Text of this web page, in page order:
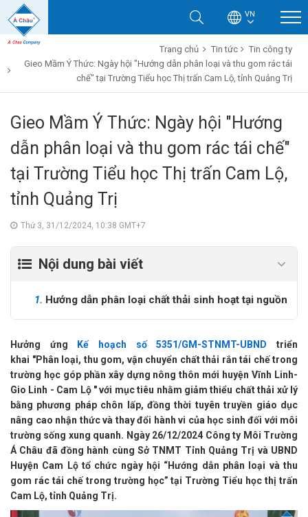
VN
Trang chủ Tin tức
Tin công ty
Gieo Mầm Ý Thức: Ngày hội "Hướng dẫn phân loại và thu gom rác tái
chế" tại Trường Tiểu học Thị trấn Cam Lộ, tỉnh Quảng Trị
Gieo Mầm Ý Thức: Ngày hội "Hướng
dẫn phân loại và thu gom rác tái chế"
tại Trường Tiểu học Thị trấn Cam Lộ,
tỉnh Quảng Trị
Thứ 3, 31/12/2024, 10:38 GMT+7
Nội dung bài viết
1. Hướng dẫn phân loại chất thải sinh hoạt tại nguồn
Hưởng ứng Kế hoạch số 5351/GM-STNMT-UBND triển
khai "Phân loại, thu gom, vận chuyển chất thải rắn tái chế trong
trường học góp phần xây dựng nông thôn mới huyện Vĩnh Linh-
Gio Linh - Cam Lộ " với mục tiêu nhằm giảm thiểu chất thải xử lý
bằng phương pháp chôn lấp, đồng thời tuyên truyền giáo dục
nâng cao nhận thức và thay đổi hành vi của học sinh đối với môi
trường sống xung quanh. Ngày 26/12/2024 Công ty Môi Trường
Á Châu đã đồng hành cùng Sở TNMT Tỉnh Quảng Trị và UBND
Huyện Cam Lộ tổ chức ngày hội “Hướng dẫn phân loại và thu
gom rác tái chế trong trường học” tại Trường Tiểu học thị trấn
Cam Lộ, tỉnh Quảng Trị.